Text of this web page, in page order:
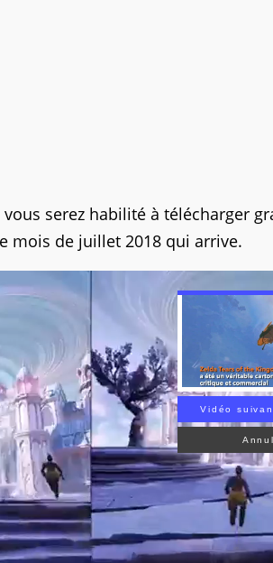
vous serez habilité à télécharger
mois de juillet 2018 qui arrive.
Vidéo